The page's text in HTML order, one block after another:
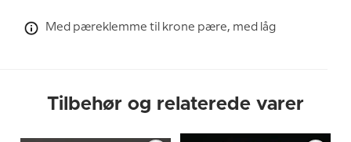
Med pæreklemme til krone pære, med låg
Tilbehør og relaterede varer